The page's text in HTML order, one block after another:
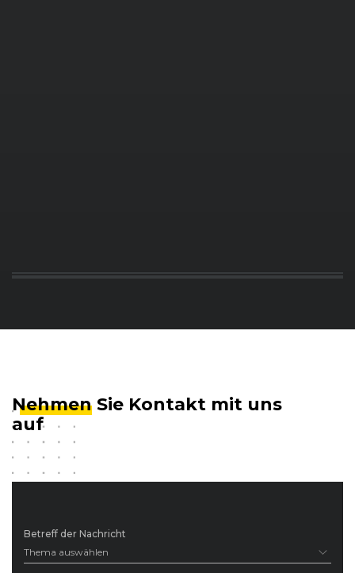
Betreff der Nachricht
Thema auswählen
Nehmen Sie Kontakt mit uns
auf